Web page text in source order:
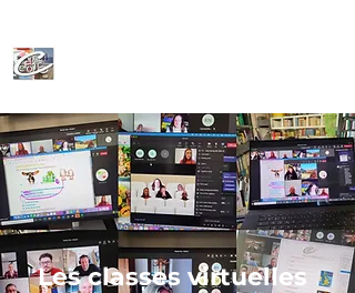
Les classes virtuelles